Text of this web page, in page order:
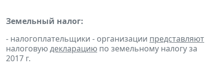
Земельный налог:
- налогоплательщики - организации представляют
налоговуюдекларацию по земельному налогу за
2017 г.